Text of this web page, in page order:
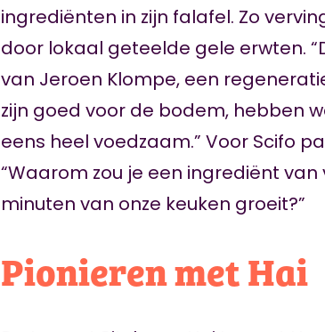
ingrediënten in zijn falafel. Zo
door lokaal geteelde gele erwten.
van Jeroen Klompe, een
zijn goed voor de bodem, hebben
eens heel voedzaam.” Voor Scifo
“Waarom zou je een ingrediënt
minuten van onze keuken groeit?”
Pionieren met Hai